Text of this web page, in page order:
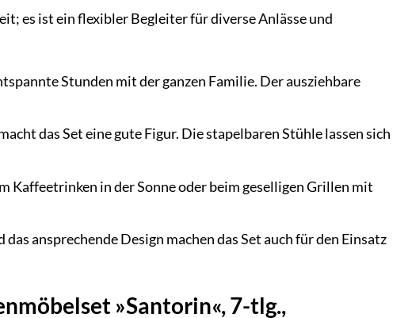
es ist ein flexibler Begleiter für diverse Anlässe und
Stunden mit der ganzen Familie. Der ausziehbare
das Set eine gute Figur. Die stapelbaren Stühle lassen sich
Kaffeetrinken in der Sonne oder beim geselligen Grillen mit
ansprechende Design machen das Set auch für den Einsatz
»Santorin«, 7-tlg.,